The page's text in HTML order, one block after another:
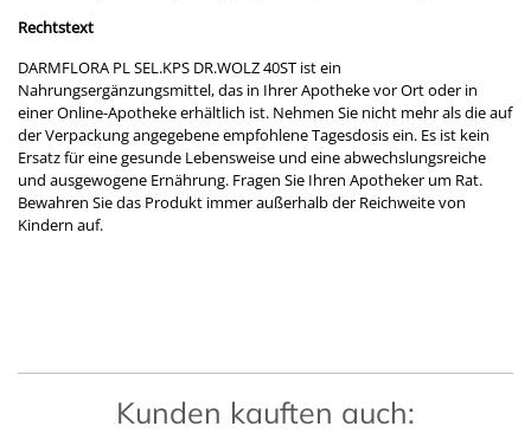
Rechtstext
DARMFLORA PL SEL.KPS DR.WOLZ 40ST ist ein
Nahrungsergänzungsmittel, das in Ihrer Apotheke vor Ort oder in
einer Online-Apotheke erhältlich ist. Nehmen Sie nicht mehr als die auf
der Verpackung angegebene empfohlene Tagesdosis ein. Es ist kein
Ersatz für eine gesunde Lebensweise und eine abwechslungsreiche
und ausgewogene Ernährung. Fragen Sie Ihren Apotheker um Rat.
Bewahren Sie das Produkt immer außerhalb der Reichweite von
Kindern auf.
Kunden kauften auch: